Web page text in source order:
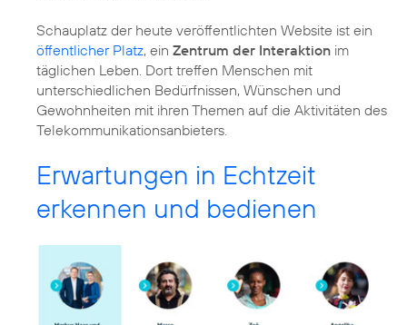
Schauplatz der heute veröffentlichten Website ist ein
öffentlicher Platz, ein Zentrum der Interaktion im
täglichen Leben. Dort treffen Menschen mit
unterschiedlichen Bedürfnissen, Wünschen und
Gewohnheiten mit ihren Themen auf die Aktivitäten des
Telekommunikationsanbieters.
Erwartungen in Echtzeit
erkennen und bedienen